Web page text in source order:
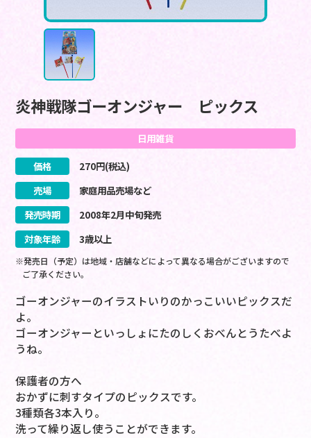
炎神戦隊ゴーオンジャー ピックス
日用雑貨
価格 270円(税込)
売場
家庭用品売場など
発売時期
2008年2月中旬発売
対象年齢
3歳以上
※発売日（予定）は地域・店舗などによって異なる場合がございますので
ご了承ください。
ゴーオンジャーのイラストいりのかっこいいピックスだ
よ。
ゴーオンジャーといっしょにたのしくおべんとうたべよ
うね。
保護者の方へ
おかずに刺すタイプのピックスです。
3種類各3本入り。
洗って繰り返し使うことができます。